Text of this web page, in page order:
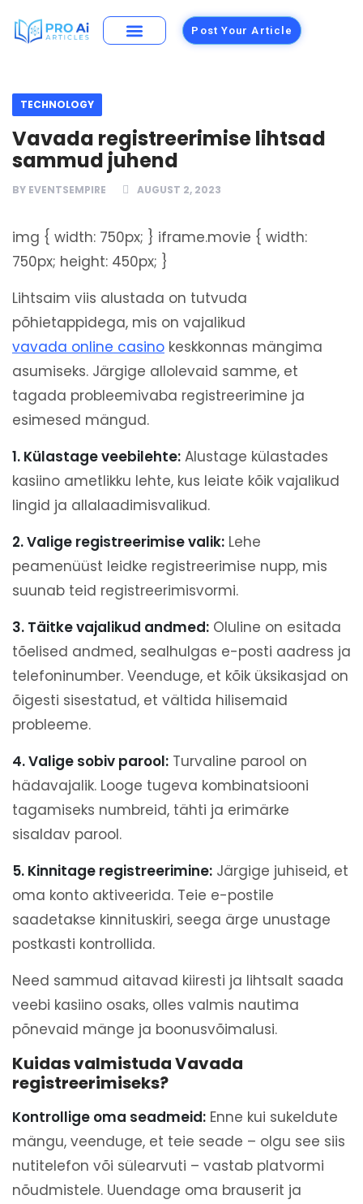
Post Your Article
TECHNOLOGY
Vavada registreerimise lihtsad
sammud juhend
BY EVENTSEMPIRE AUGUST 2, 2023
img { width: 750px; } iframe.movie { width:
750px; height: 450px; }
Lihtsaim viis alustada on tutvuda
põhietappidega, mis on vajalikud
vavada online casino keskkonnas mängima
asumiseks. Järgige allolevaid samme, et
tagada probleemivaba registreerimine ja
esimesed mängud.
1. Külastage veebilehte: Alustage külastades
kasiino ametlikku lehte, kus leiate kõik vajalikud
lingid ja allalaadimisvalikud.
2. Valige registreerimise valik: Lehe
peamenüüst leidke registreerimise nupp, mis
suunab teid registreerimisvormi.
3. Täitke vajalikud andmed: Oluline on esitada
tõelised andmed, sealhulgas e-posti aadress ja
telefoninumber. Veenduge, et kõik üksikasjad on
õigesti sisestatud, et vältida hilisemaid
probleeme.
4. Valige sobiv parool: Turvaline parool on
hädavajalik. Looge tugeva kombinatsiooni
tagamiseks numbreid, tähti ja erimärke
sisaldav parool.
5. Kinnitage registreerimine: Järgige juhiseid, et
oma konto aktiveerida. Teie e-postile
saadetakse kinnituskiri, seega ärge unustage
postkasti kontrollida.
Need sammud aitavad kiiresti ja lihtsalt saada
veebi kasiino osaks, olles valmis nautima
põnevaid mänge ja boonusvõimalusi.
Kuidas valmistuda Vavada
registreerimiseks?
Kontrollige oma seadmeid: Enne kui sukeldute
mängu, veenduge, et teie seade – olgu see siis
nutitelefon või sülearvuti – vastab platvormi
nõudmistele. Uuendage oma brauserit ja